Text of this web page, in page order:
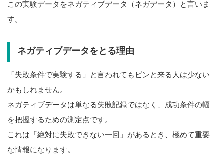
この実験データをネガティブデータ（ネガデータ）と言いま
す。
ネガティブデータをとる理由
「失敗条件で実験する」と言われてもピンと来る人は少ない
かもしれません。
ネガティブデータは単なる失敗記録ではなく、成功条件の幅
を把握するための測定点です。
これは「絶対に失敗できない一回」があるとき、極めて重要
な情報になります。